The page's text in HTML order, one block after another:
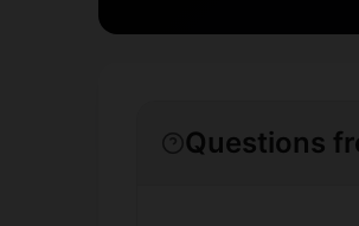
Questions